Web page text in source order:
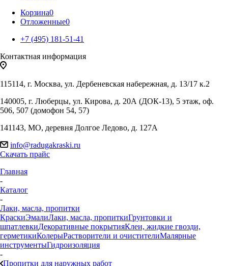
Корзина0
Отложенные0
+7 (495) 181-51-41
Контактная информация
115114, г. Москва, ул. Дербеневская набережная, д. 13/17 к.2
140005, г. Люберцы, ул. Кирова, д. 20А (ДОК-13), 5 этаж, оф.
506, 507 (домофон 54, 57)
141143, МО, деревня Долгое Ледово, д. 127А
info@radugakraski.ru
Скачать прайс
Главная
-
Каталог
-
Лаки, масла, пропитки
КраскиЭмалиЛаки, масла, пропиткиГрунтовки и
шпатлевкиДекоративные покрытияКлеи, жидкие гвозди,
герметикиКолерыРастворители и очистителиМалярные
инструментыГидроизоляция
-
Пропитки для наружных работ